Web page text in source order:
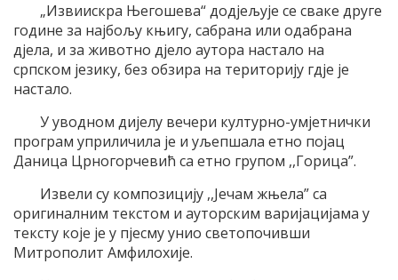
„Извиискра Његошева“ додјељује се сваке друге
године за најбољу књигу, сабрана или одабрана
дјела, и за животно дјело аутора настало на
српском језику, без обзира на територију гдје је
настало.
У уводном дијелу вечери културно-умјетнички
програм уприличила је и уљепшала етно појац
Даница Црногорчевић са етно групом ,,Горица”.
Извели су композицију ,,Јечам жњела” са
оригиналним текстом и ауторским варијацијама у
тексту које је у пјесму унио светопочивши
Митрополит Амфилохије.